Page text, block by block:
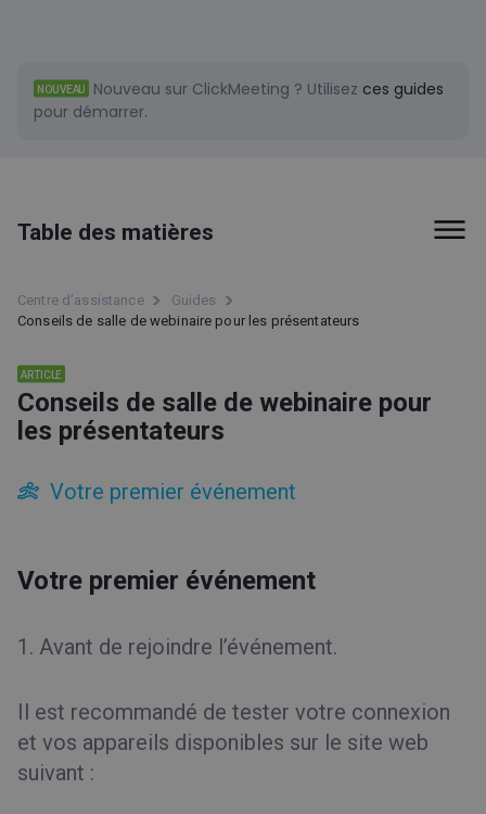
NOUVEAU Nouveau sur ClickMeeting ? Utilisez ces guides
pour démarrer.
Table des matières
Conseils de salle de webinaire pour les
présentateurs
Centre d’assistance
Guides
Conseils de salle de webinaire pour les présentateurs
ARTICLE
Conseils de salle de webinaire pour
les présentateurs
Votre premier événement
Votre premier événement
1. Avant de rejoindre l’événement.
Il est recommandé de tester votre connexion
et vos appareils disponibles sur le site web
suivant :